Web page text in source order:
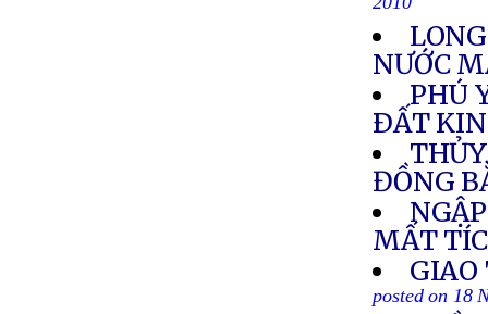
2010
NƯỚC
PHÚ
ÐẤT
ĐỒNG
MẤT
GIAO
posted on 18